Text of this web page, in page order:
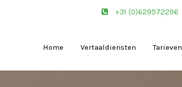
+31 (0)629572296
Home Vertaaldiensten Tarieven